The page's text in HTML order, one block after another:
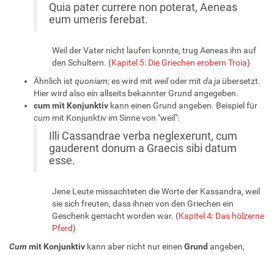
Quia pater currere non poterat, Aeneas
eum umeris ferebat.
Weil der Vater nicht laufen konnte, trug Aeneas ihn auf
den Schultern. (Kapitel 5: Die Griechen erobern Troia)
Ähnlich ist quoniam; es wird mit weiloder mit da ja übersetzt.
Hier wird also ein allseits bekannter Grund angegeben.
cum mit Konjunktiv kann einen Grund angeben. Beispiel für
cum mit Konjunktiv im Sinne von "weil":
Illi Cassandrae verba neglexerunt, cum
gauderent donum a Graecis sibi datum
esse.
Jene Leute missachteten die Worte der Kassandra, weil
sie sich freuten, dass ihnen von den Griechen ein
Geschenk gemacht worden war. (Kapitel 4: Das hölzerne
Pferd)
Cum mit Konjunktiv kann aber nicht nur einen Grund angeben,